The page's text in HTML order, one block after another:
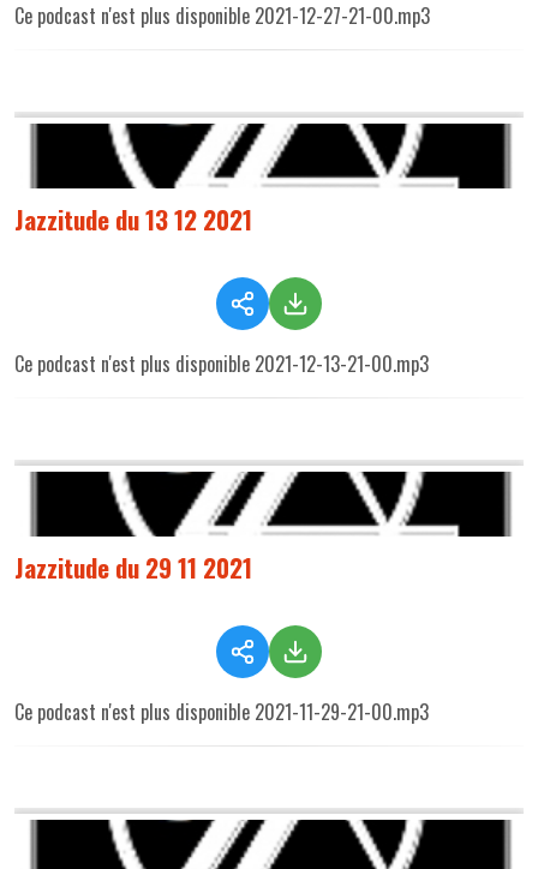
Ce podcast n'est plus disponible 2021-12-27-21-00.mp3
Jazzitude du 13 12 2021
Ce podcast n'est plus disponible 2021-12-13-21-00.mp3
Jazzitude du 29 11 2021
Ce podcast n'est plus disponible 2021-11-29-21-00.mp3